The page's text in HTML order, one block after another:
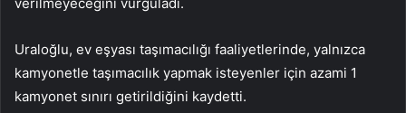
Uraloğlu, ev eşyası taşımacılığı faaliyetlerinde, yalnızca
kamyonetle taşımacılık yapmak isteyenler için azami 1
kamyonet sınırı getirildiğini kaydetti.